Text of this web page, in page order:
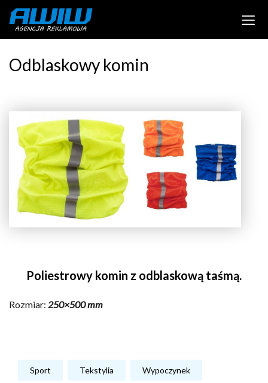
Odblaskowy komin
Poliestrowy komin z odblaskową taśmą.
Rozmiar: 250×500 mm
Sport Tekstylia Wypoczynek